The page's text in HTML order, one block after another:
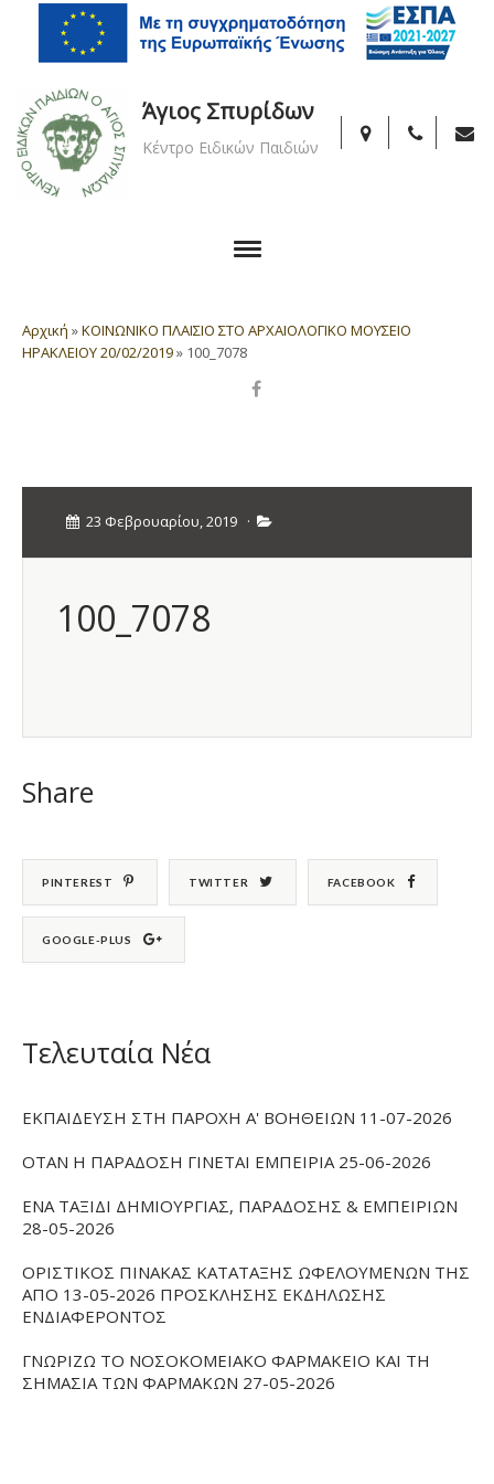
Άγιος Σπυρίδων
Κέντρο Ειδικών Παιδιών
Αρχική »ΚΟΙΝΩΝΙΚΟ ΠΛΑΙΣΙΟ ΣΤΟ ΑΡΧΑΙΟΛΟΓΙΚΟ ΜΟΥΣΕΙΟ
ΗΡΑΚΛΕΙΟΥ 20/02/2019» 100_7078
23 Φεβρουαρίου, 2019 ·
100_7078
Share
PINTEREST TWITTER FACEBOOK
GOOGLE-PLUS
Τελευταία Νέα
ΕΚΠΑΙΔΕΥΣΗ ΣΤΗ ΠΑΡΟΧΗ Α' ΒΟΗΘΕΙΩΝ 11-07-2026
ΟΤΑΝ Η ΠΑΡΑΔΟΣΗ ΓΙΝΕΤΑΙ ΕΜΠΕΙΡΙΑ 25-06-2026
ΕΝΑ ΤΑΞΙΔΙ ΔΗΜΙΟΥΡΓΙΑΣ, ΠΑΡΑΔΟΣΗΣ & ΕΜΠΕΙΡΙΩΝ
28-05-2026
ΟΡΙΣΤΙΚΟΣ ΠΙΝΑΚΑΣ ΚΑΤΑΤΑΞΗΣ ΩΦΕΛΟΥΜΕΝΩΝ ΤΗΣ
ΑΠΟ 13-05-2026 ΠΡΟΣΚΛΗΣΗΣ ΕΚΔΗΛΩΣΗΣ
ΕΝΔΙΑΦΕΡΟΝΤΟΣ
ΓΝΩΡΙΖΩ ΤΟ ΝΟΣΟΚΟΜΕΙΑΚΟ ΦΑΡΜΑΚΕΙΟ ΚΑΙ ΤΗ
ΣΗΜΑΣΙΑ ΤΩΝ ΦΑΡΜΑΚΩΝ 27-05-2026